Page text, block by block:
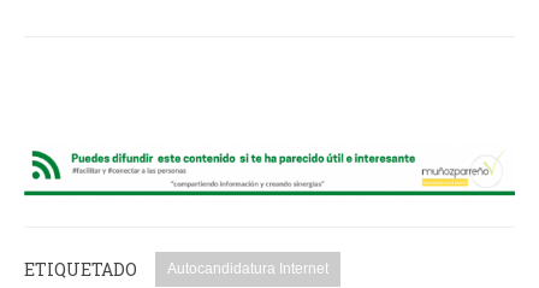
ETIQUETADO Autocandidatura Internet